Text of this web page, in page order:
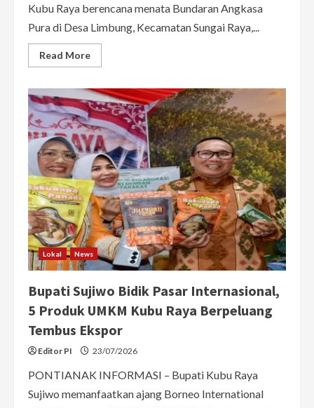
Kubu Raya berencana menata Bundaran Angkasa
Pura di Desa Limbung, Kecamatan Sungai Raya,...
Read MoreRead
more
Sujiwo
Sulap
Bundaran
Angkasa
Pura
Jadi
Landmark
Baru
Gerbang
Kubu
Raya
Lokal News
Bupati Sujiwo Bidik Pasar Internasional,
5 Produk UMKM Kubu Raya Berpeluang
Tembus Ekspor
Editor PI 23/07/2026
PONTIANAK INFORMASI – Bupati Kubu Raya
Sujiwo memanfaatkan ajang Borneo International